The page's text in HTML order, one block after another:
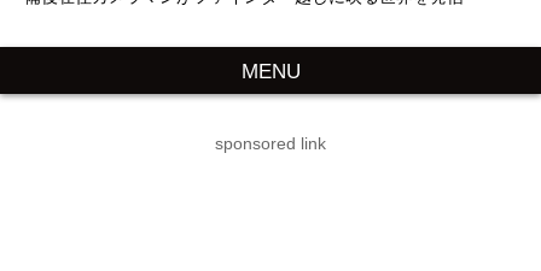
MENU
sponsored link